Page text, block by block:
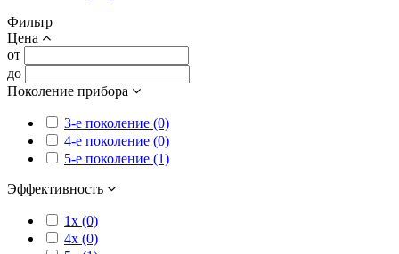
Фильтр
Цена
от
до
Поколение прибора
3-е поколение (0)
4-е поколение (0)
5-е поколение (1)
Эффективность
1x (0)
4x (0)